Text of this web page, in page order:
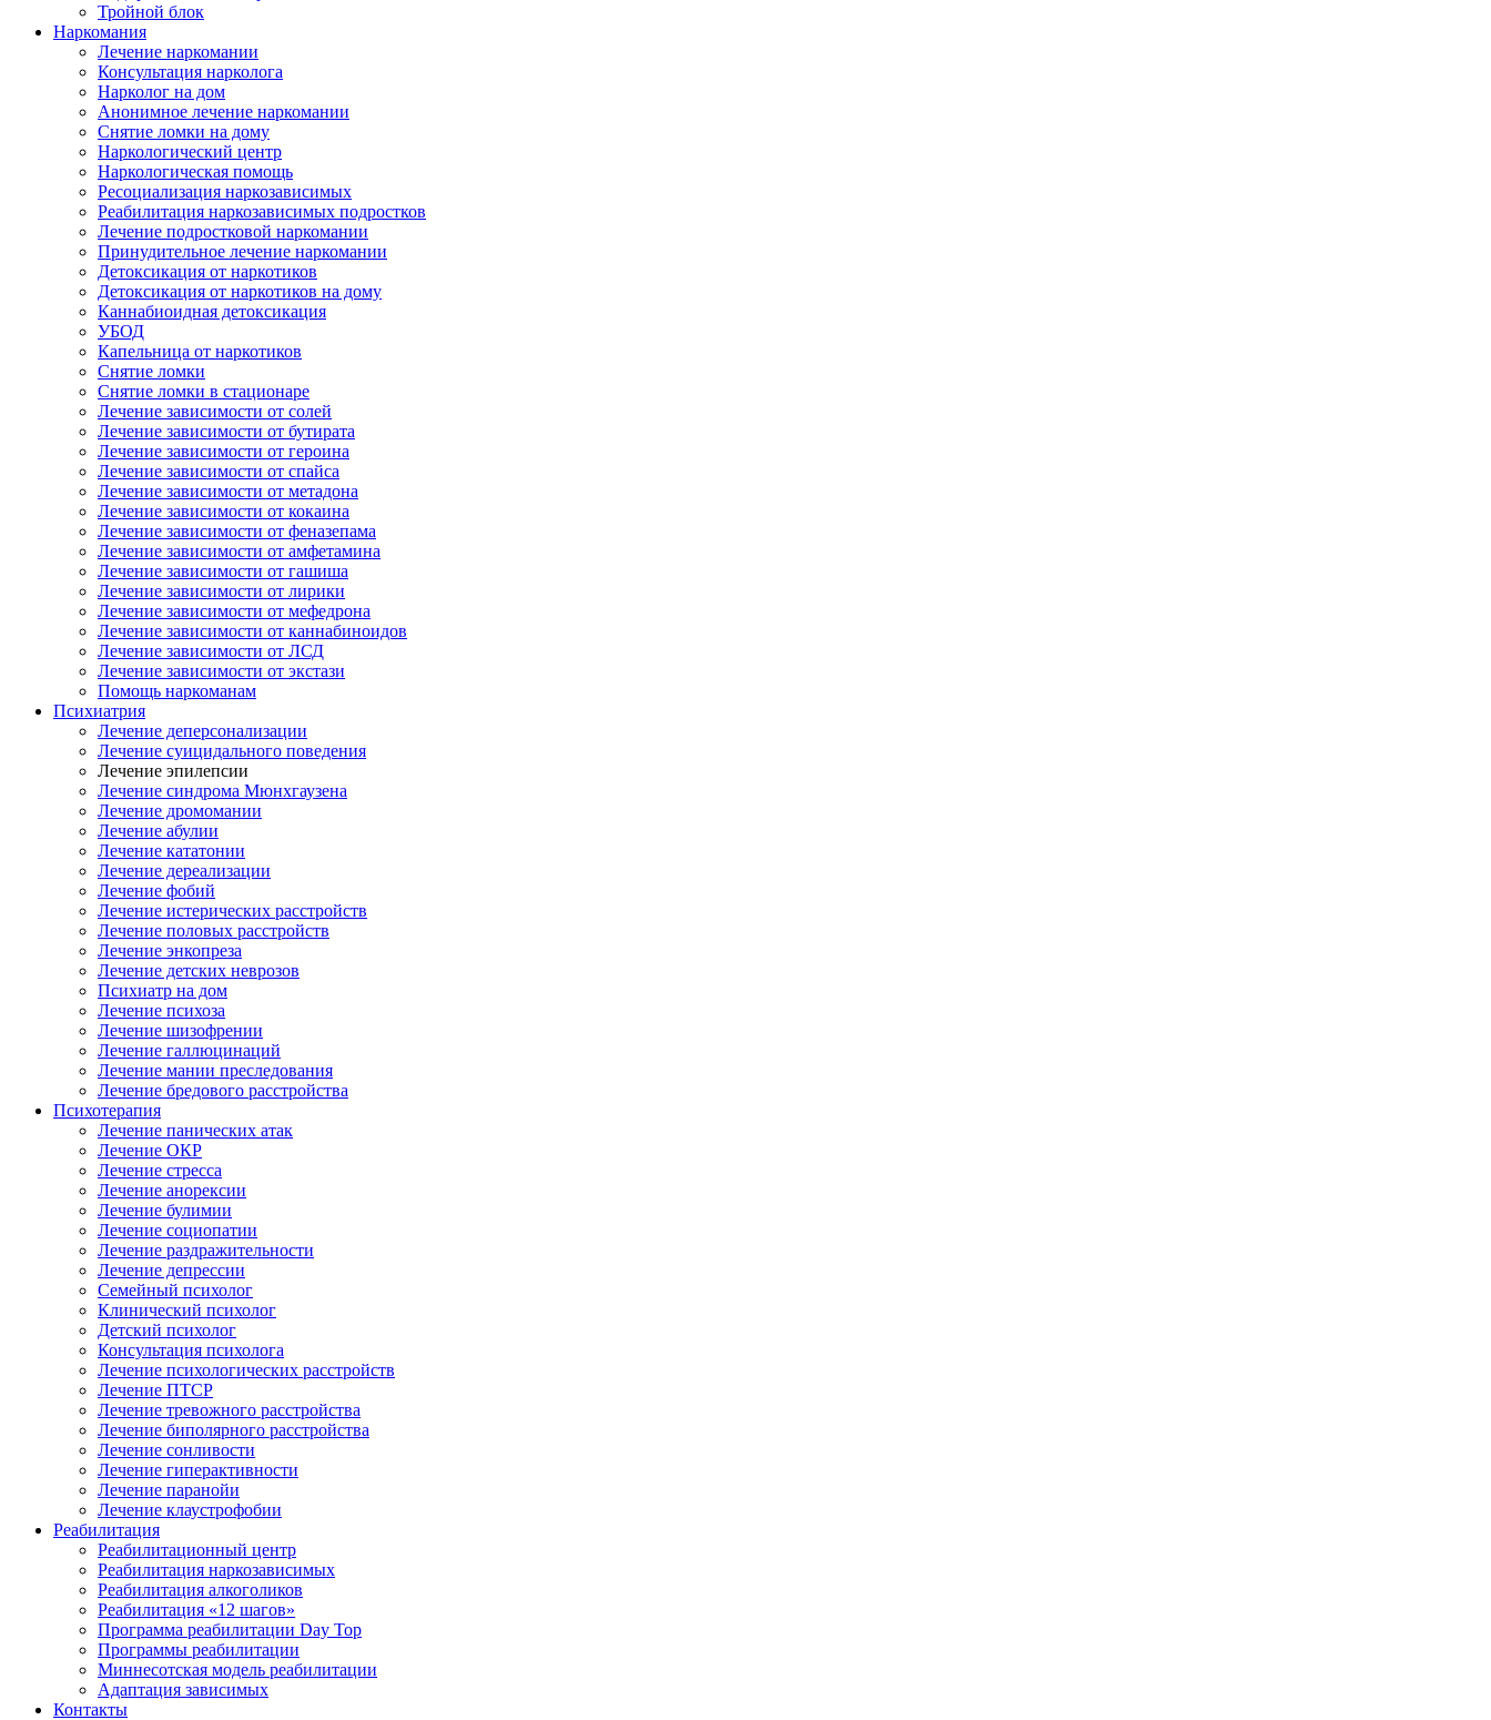
Тройной блок
Наркомания
Лечение наркомании
Консультация нарколога
Нарколог на дом
Анонимное лечение наркомании
Снятие ломки на дому
Наркологический центр
Наркологическая помощь
Ресоциализация наркозависимых
Реабилитация наркозависимых подростков
Лечение подростковой наркомании
Принудительное лечение наркомании
Детоксикация от наркотиков
Детоксикация от наркотиков на дому
Каннабиоидная детоксикация
УБОД
Капельница от наркотиков
Снятие ломки
Снятие ломки в стационаре
Лечение зависимости от солей
Лечение зависимости от бутирата
Лечение зависимости от героина
Лечение зависимости от спайса
Лечение зависимости от метадона
Лечение зависимости от кокаина
Лечение зависимости от феназепама
Лечение зависимости от амфетамина
Лечение зависимости от гашиша
Лечение зависимости от лирики
Лечение зависимости от мефедрона
Лечение зависимости от каннабиноидов
Лечение зависимости от ЛСД
Лечение зависимости от экстази
Помощь наркоманам
Психиатрия
Лечение деперсонализации
Лечение суицидального поведения
Лечение эпилепсии
Лечение синдрома Мюнхгаузена
Лечение дромомании
Лечение абулии
Лечение кататонии
Лечение дереализации
Лечение фобий
Лечение истерических расстройств
Лечение половых расстройств
Лечение энкопреза
Лечение детских неврозов
Психиатр на дом
Лечение психоза
Лечение шизофрении
Лечение галлюцинаций
Лечение мании преследования
Лечение бредового расстройства
Психотерапия
Лечение панических атак
Лечение ОКР
Лечение стресса
Лечение анорексии
Лечение булимии
Лечение социопатии
Лечение раздражительности
Лечение депрессии
Семейный психолог
Клинический психолог
Детский психолог
Консультация психолога
Лечение психологических расстройств
Лечение ПТСР
Лечение тревожного расстройства
Лечение биполярного расстройства
Лечение сонливости
Лечение гиперактивности
Лечение паранойи
Лечение клаустрофобии
Реабилитация
Реабилитационный центр
Реабилитация наркозависимых
Реабилитация алкоголиков
Реабилитация «12 шагов»
Программа реабилитации Day Top
Программы реабилитации
Миннесотская модель реабилитации
Адаптация зависимых
Контакты